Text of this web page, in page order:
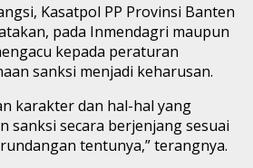
Kasatpol PP Provinsi Banten
pada Inmendagri maupun
kepada peraturan
sanksi menjadi keharusan.
karakter dan hal-hal yang
sanksi secara berjenjang sesuai
tentunya,” terangnya.